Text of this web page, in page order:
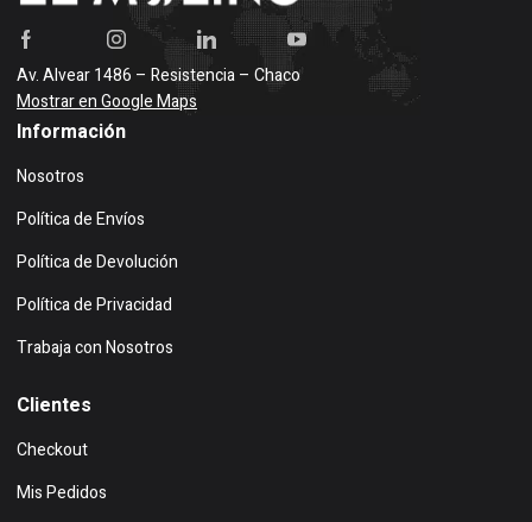
Av. Alvear 1486 – Resistencia – Chaco
Mostrar en Google Maps
Información
Nosotros
Política de Envíos
Política de Devolución
Política de Privacidad
Trabaja con Nosotros
Clientes
Checkout
Mis Pedidos